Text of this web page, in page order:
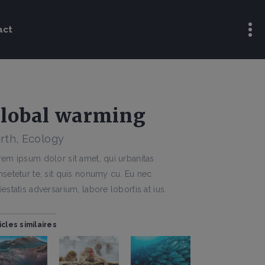
techniques
techniques
warming
Ecology
ipsum dolor sit amet, qui urbanitas
te, sit quis nonumy cu. Eu nec
adversarium, labore lobortis at ius.
similaires